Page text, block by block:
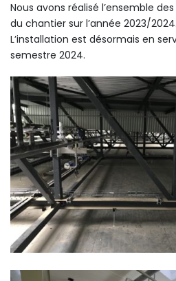
Nous avons réalisé l’ensemble
du chantier sur l’année 2023/2024.
L’installation est désormais en
semestre 2024.